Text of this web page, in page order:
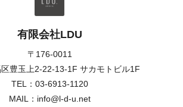
有限会社LDU
〒176-0011
豊玉上2-22-13-1F サカモトビル1F
TEL： 03-6913-1120
MAIL：info@l-d-u.net